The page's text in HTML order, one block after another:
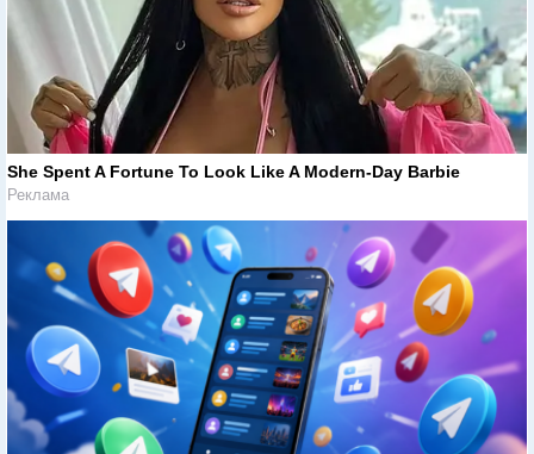
She Spent A Fortune To Look Like A Modern-Day Barbie
Реклама